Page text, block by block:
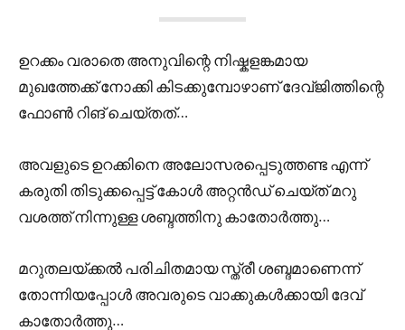
ഉറക്കം വരാതെ അനുവിന്റെ നിഷ്കളങ്കമായ
മുഖത്തേക്ക് നോക്കി കിടക്കുമ്പോഴാണ് ദേവ്ജിത്തിന്റെ
ഫോൺ റിങ് ചെയ്തത്…
അവളുടെ ഉറക്കിനെ അലോസരപ്പെടുത്തണ്ട എന്ന്
കരുതി തിടുക്കപ്പെട്ട് കോൾ അറ്റൻഡ് ചെയ്ത് മറു
വശത്ത് നിന്നുള്ള ശബ്ദത്തിനു കാതോർത്തു…
മറുതലയ്ക്കൽ പരിചിതമായ സ്ത്രീ ശബ്ദമാണെന്ന്
തോന്നിയപ്പോൾ അവരുടെ വാക്കുകൾക്കായി ദേവ്
കാതോർത്തു…